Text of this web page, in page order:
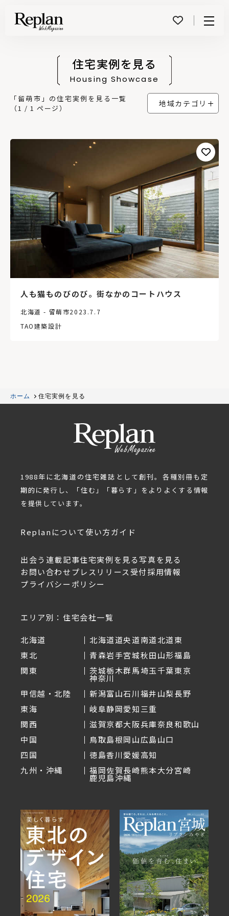
住宅実例を見る
Housing Showcase
「留萌市」の住宅実例を見る一覧
（1 / 1 ページ）
地域カテゴリ
人も猫ものびのび。街なかのコートハウス
北海道 - 留萌市2023.7.7
TAO建築設計
ホーム 住宅実例を見る
1988年に北海道の住宅雑誌として創刊。各種別冊も定
期的に発行し、「住む」「暮らす」をよりよくする情報
を提供しています。
Replanについて使い方ガイド
出会う 連載記事住宅実例を見る写真を見る
お問い合わせ プレスリリース受付採用情報
プライバシーポリシー
エリア別：住宅会社一覧
北海道 北海道道央道南道北道東
東北
青森岩手宮城秋田山形福島
関東
茨城栃木群馬埼玉千葉東京
神奈川
甲信越・北陸
新潟富山石川福井山梨長野
東海
岐阜静岡愛知三重
関西
滋賀京都大阪兵庫奈良和歌山
中国
鳥取島根岡山広島山口
四国
徳島香川愛媛高知
九州・沖縄
福岡佐賀長崎熊本大分宮崎
鹿児島沖縄